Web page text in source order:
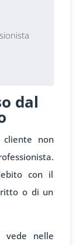
dal
non
con il
o di un
vede nelle